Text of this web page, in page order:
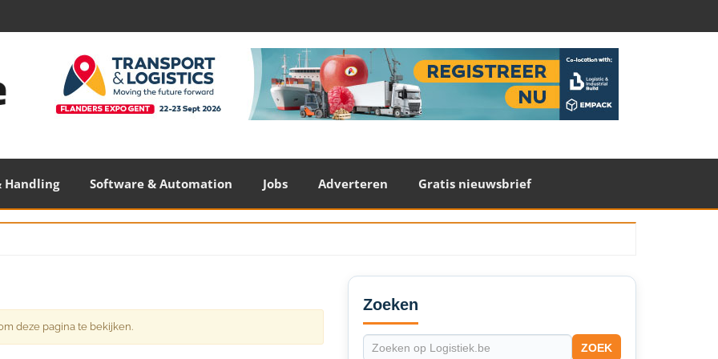
Handling Software & Automation Jobs Adverteren Gratis nieuwsbrief
deze pagina te bekijken.
Secondary
Sidebar
Zoeken
ZOEK